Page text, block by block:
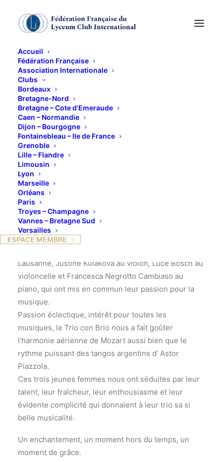
Accueil
Fédération Française
Association Internationale
Clubs
Bordeaux
Bretagne-Nord
Bretagne – Cote d’Emeraude
Caen – Normandie
Dijon – Bourgogne
Fontainebleau – Ile de France
Grenoble
Lille – Flandre
Limousin
Lyon
Marseille
Orléans
Paris
Troyes – Champagne
Vannes – Bretagne Sud
Versailles
ESPACE MEMBRE
Soirée des voeux
13 JANVIER 2014
Quelle magnifique soirée !!!
Le lundi 13 janvier, nous étions 40 lycéennes
réunies pour la soirée des vœux chez Agnès Arnaud.
Dans ce très bel écrin, un magnifique bijou : le
concert donné par le Trio con Brio.
Lausanne, Justine Kulakova au violon, Luce Bosch au
violoncelle et Francesca Negrotto Cambiaso au
piano, qui ont mis en commun leur passion pour la
musique.
Passion éclectique, intérêt pour toutes les
musiques, le Trio con Brio nous a fait goûter
l’harmonie aérienne de Mozart aussi bien que le
rythme puissant des tangos argentins d’ Astor
Piazzola.
Ces trois jeunes femmes nous ont séduites par leur
talent, leur fraîcheur, leur enthousiasme et leur
évidente complicité qui donnaient à leur trio sa si
belle musicalité.
Un enchantement, un moment hors du temps, un
moment de grâce.